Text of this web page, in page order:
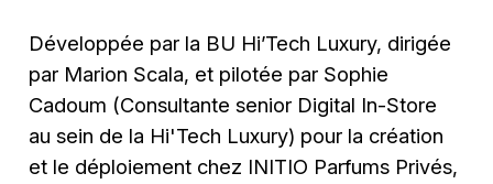
Développée par la BU Hi’Tech Luxury, dirigée
par Marion Scala, et pilotée par Sophie
Cadoum (Consultante senior Digital In-Store
au sein de la Hi'Tech Luxury) pour la création
et le déploiement chez INITIO Parfums Privés,